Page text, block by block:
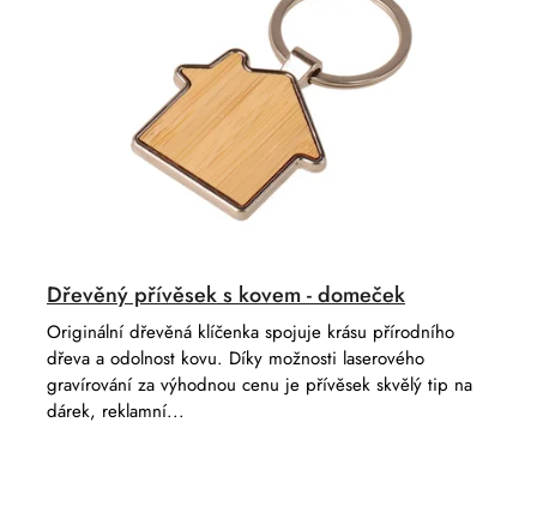
Dřevěný přívěsek s kovem - domeček
Originální dřevěná klíčenka spojuje krásu přírodního
dřeva a odolnost kovu. Díky možnosti laserového
gravírování za výhodnou cenu je přívěsek skvělý tip na
dárek, reklamní...